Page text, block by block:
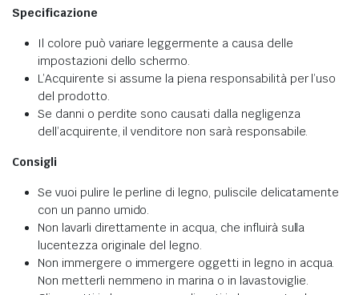
Specificazione
Il colore può variare leggermente a causa delle
impostazioni dello schermo.
L’Acquirente si assume la piena responsabilità per l’uso
del prodotto.
Se danni o perdite sono causati dalla negligenza
dell’acquirente, il venditore non sarà responsabile.
Consigli
Se vuoi pulire le perline di legno, puliscile delicatamente
con un panno umido.
Non lavarli direttamente in acqua, che influirà sulla
lucentezza originale del legno.
Non immergere o immergere oggetti in legno in acqua.
Non metterli nemmeno in marina o in lavastoviglie.